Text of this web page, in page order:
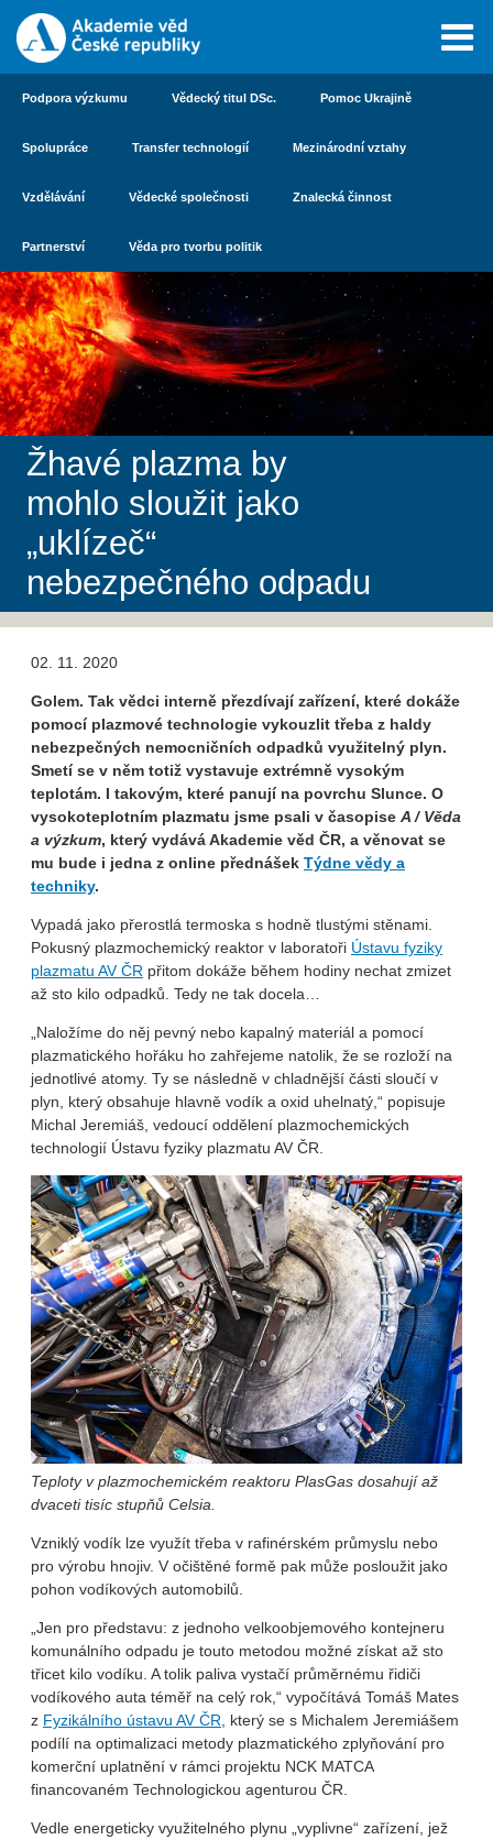
Podpora výzkumu Vědecký titul DSc. Pomoc Ukrajině
Spolupráce Transfer technologií Mezinárodní vztahy
Vzdělávání Vědecké společnosti Znalecká činnost
Partnerství Věda pro tvorbu politik
Žhavé plazma by
mohlo sloužit jako
„uklízeč“
nebezpečného odpadu
02. 11. 2020
Golem. Tak vědci interně přezdívají zařízení, které dokáže
pomocí plazmové technologie vykouzlit třeba z haldy
nebezpečných nemocničních odpadků využitelný plyn.
Smetí se v něm totiž vystavuje extrémně vysokým
teplotám. I takovým, které panují na povrchu Slunce. O
vysokoteplotním plazmatu jsme psali v časopise A / Věda
a výzkum, který vydává Akademie věd ČR, a věnovat se
mu bude i jedna z online přednášek Týdne vědy a
techniky.
Vypadá jako přerostlá termoska s hodně tlus­tými stěnami.
Pokusný plazmochemický reak­tor v laboratoři Ústavu fyziky
plazmatu AV ČR přitom dokáže během hodiny nechat zmizet
až sto kilo odpadků. Tedy ne tak docela…
„Naložíme do něj pevný nebo kapalný materiál a pomocí
plazma­tického hořáku ho zahřejeme nato­lik, že se rozloží na
jednotlivé atomy. Ty se následně v chladnější části sloučí v
plyn, který obsahuje hlavně vodík a oxid uhelnatý,“ popisuje
Michal Jeremiáš, vedoucí oddělení plazmochemických
technologií Ústavu fyziky plazmatu AV ČR.
Teploty v plazmochemickém reaktoru PlasGas dosahují až
dvaceti tisíc stupňů Celsia.
Vzniklý vodík lze využít třeba v rafinérském průmyslu nebo
pro výrobu hnojiv. V očištěné formě pak může posloužit jako
pohon vodíkových automobilů.
„Jen pro představu: z jednoho velkoobjemového kontejneru
komunál­ního odpadu je touto metodou možné získat až sto
třicet kilo vodíku. A tolik paliva vystačí průměrnému řidiči
vodíkového auta téměř na celý rok,“ vypočítává Tomáš Mates
z Fyzikálního ústavu AV ČR , který se s Michalem Jeremiášem
podílí na optimalizaci metody plazmatického zplyňování pro
komerční uplatnění v rámci projektu NCK MATCA
financovaném Techno­logickou agenturou ČR.
Vedle energeticky využitelného plynu „vyplivne“ zařízení, jež